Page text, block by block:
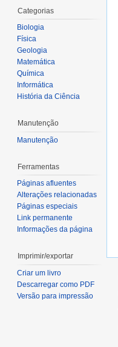
Categorias
Biologia
Física
Geologia
Matemática
Química
Informática
História da Ciência
Manutenção
Manutenção
Ferramentas
Páginas afluentes
Alterações relacionadas
Páginas especiais
Link permanente
Informações da página
Imprimir/exportar
Criar um livro
Descarregar como PDF
Versão para impressão